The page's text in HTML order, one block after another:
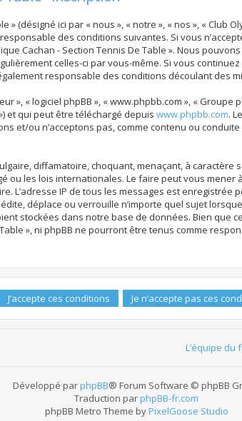
» (désigné ici par « nous », « notre », « nos », « Club
des conditions suivantes. Si vous
Cachan - Section Tennis De Table ». Nous
celles-ci par vous-même. Si vous continuez
responsable des conditions découlant des
», « logiciel phpBB », « www.phpbb.com », «
et qui peut être téléchargé depuis www.phpbb.com.
et/ou n’acceptons pas, comme contenu ou
diffamatoire, choquant, menaçant, à
ou les lois internationales. Le faire peut vous
L’adresse IP de tous les messages est
déplace ou verrouille n’importe quel sujet
stockées dans notre base de données. Bien que
», ni phpBB ne pourront être tenus comme
L’équipe du
Développé parphpBB® Forum Software © phpBB
Traduction parphpBB-fr.com
phpBB Metro Theme byPixelGoose Studio